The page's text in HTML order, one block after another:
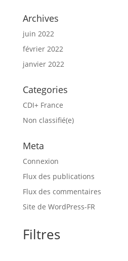
Archives
juin 2022
février 2022
janvier 2022
Categories
CDI+ France
Non classifié(e)
Meta
Connexion
Flux des publications
Flux des commentaires
Site de WordPress-FR
Filtres